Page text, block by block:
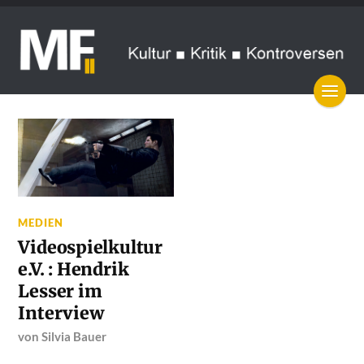
MEDIEN
Videospielkultur
e.V. : Hendrik
Lesser im
Interview
vonSilvia Bauer